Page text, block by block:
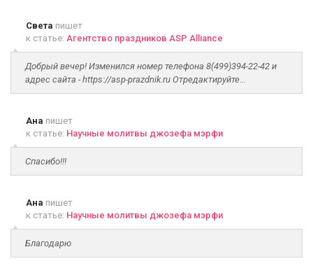
Света пишет
к статье: Агентство праздников ASP Alliance
Добрый вечер! Изменился номер телефона 8(499)394-22-42 и
адрес сайта - https://asp-prazdnik.ru Отредактируйте...
Ана пишет
к статье: Научные молитвы джозефа мэрфи
Спасибо!!!
Ана пишет
к статье: Научные молитвы джозефа мэрфи
Благодарю